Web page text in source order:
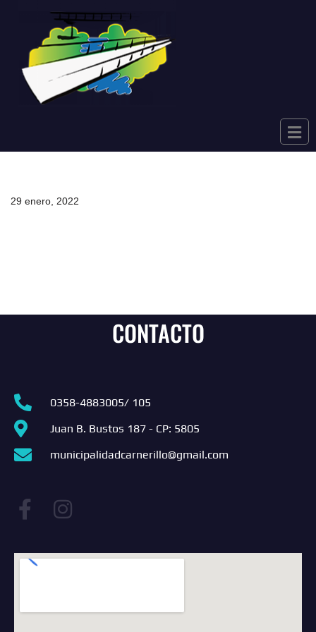
contenido
29 enero, 2022
CONTACTO
0358-4883005/ 105
Juan B. Bustos 187 - CP: 5805
municipalidadcarnerillo@gmail.com